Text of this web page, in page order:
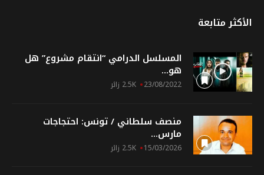
الأكثر متابعة
المسلسل الدرامي “انتقام مشروع” هل
هو...
23/08/2022 2.5K زائر
منصف سلطاني / تونس: احتجاجات
مارس...
15/03/2026 2.5K زائر